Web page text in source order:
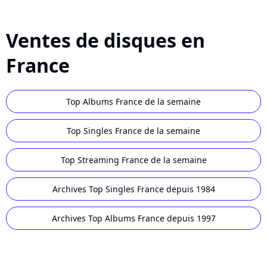
Ventes de disques en
France
Top Albums France de la semaine
Top Singles France de la semaine
Top Streaming France de la semaine
Archives Top Singles France depuis 1984
Archives Top Albums France depuis 1997